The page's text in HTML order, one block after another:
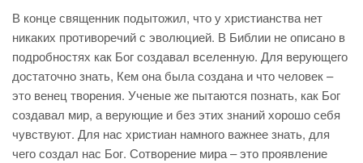
В конце священник подытожил, что у христианства нет
никаких противоречий с эволюцией. В Библии не описано в
подробностях как Бог создавал вселенную. Для верующего
достаточно знать, Кем она была создана и что человек –
это венец творения. Ученые же пытаются познать, как Бог
создавал мир, а верующие и без этих знаний хорошо себя
чувствуют. Для нас христиан намного важнее знать, для
чего создал нас Бог. Сотворение мира – это проявление